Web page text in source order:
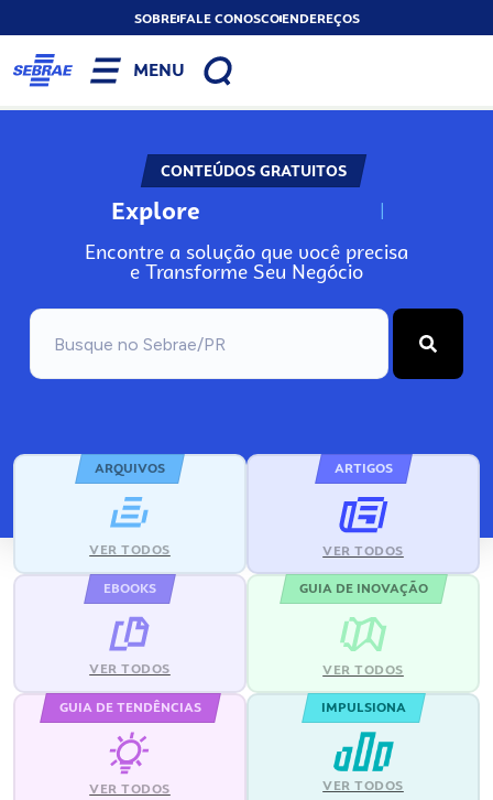
SOBREFALE CONOSCOENDEREÇOS
MENU
CONTEÚDOS GRATUITOS
Explore N
Encontre a solução que você precisa
e Transforme Seu Negócio
ARQUIVOS
VER TODOS
ARTIGOS
VER TODOS
EBOOKS
VER TODOS
GUIA DE INOVAÇÃO
VER TODOS
GUIA DE TENDÊNCIAS
VER TODOS
IMPULSIONA
VER TODOS